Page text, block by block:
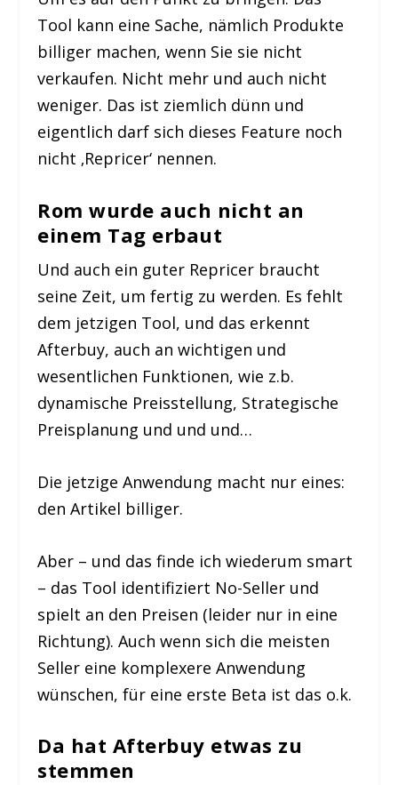
Tool kann eine Sache, nämlich Produkte
billiger machen, wenn Sie sie nicht
verkaufen. Nicht mehr und auch nicht
weniger. Das ist ziemlich dünn und
eigentlich darf sich dieses Feature noch
nicht ‚Repricer‘ nennen.
Rom wurde auch nicht an
einem Tag erbaut
Und auch ein guter Repricer braucht
seine Zeit, um fertig zu werden. Es fehlt
dem jetzigen Tool, und das erkennt
Afterbuy, auch an wichtigen und
wesentlichen Funktionen, wie z.b.
dynamische Preisstellung, Strategische
Preisplanung und und und…
Die jetzige Anwendung macht nur eines:
den Artikel billiger.
Aber – und das finde ich wiederum smart
– das Tool identifiziert No-Seller und
spielt an den Preisen (leider nur in eine
Richtung). Auch wenn sich die meisten
Seller eine komplexere Anwendung
wünschen, für eine erste Beta ist das o.k.
Da hat Afterbuy etwas zu
stemmen